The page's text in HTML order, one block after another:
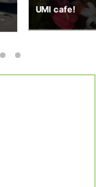
搬送予約状況